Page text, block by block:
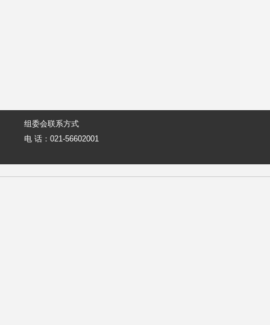
组委会联系方式
电 话：021-56602001